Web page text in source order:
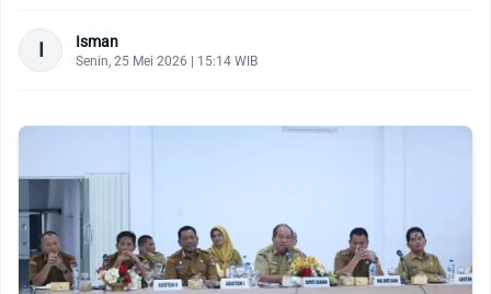
I Isman
Senin, 25 Mei 2026 | 15:14 WIB